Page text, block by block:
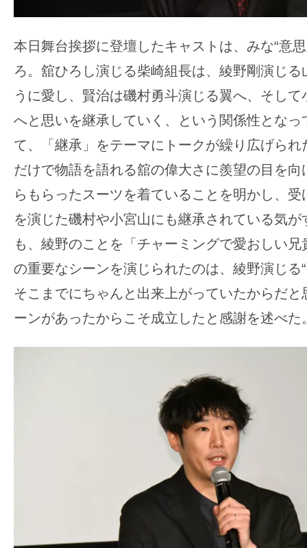
本日舞台挨拶に登壇したキャストは、みな“意
ろ。舘ひろし演じる柴崎組長は、綾野剛演じ
うに愛し、賢治は磯村勇斗演じる翼へ、そし
へと思いを継承していく、という関係性となっ
て、「継承」をテーマにトークが繰り広げら
だけで物語を語れる舘の偉大さに羨望の目を
らもらったスーツを着ていることを明かし、
を演じた磯村や小宮山にも継承されている気
も、綾野のことを「チャーミングで愛おしい
の重要なシーンを演じられたのは、綾野演じる
そこまでにちゃんと出来上がっていたからだ
ーンがあったからこそ成立したと感謝を述べた